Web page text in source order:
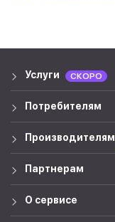
Услуги СКОРО
Потребителям
Производителям
Партнерам
О сервисе